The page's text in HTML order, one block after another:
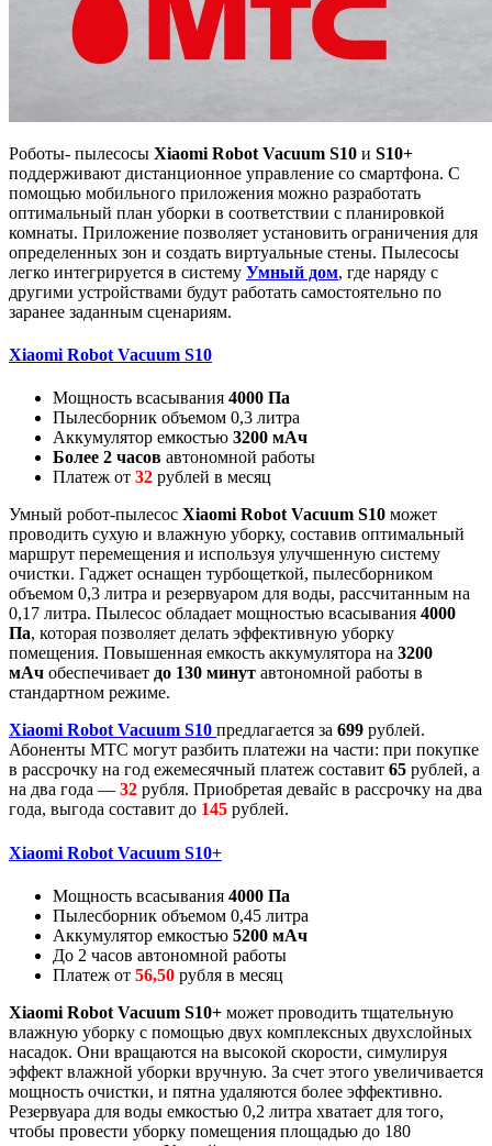
Роботы- пылесосы Xiaomi Robot Vacuum S10 и S10+
поддерживают дистанционное управление со смартфона. С
помощью мобильного приложения можно разработать
оптимальный план уборки в соответствии с планировкой
комнаты. Приложение позволяет установить ограничения для
определенных зон и создать виртуальные стены. Пылесосы
легко интегрируется в систему Умный дом, где наряду с
другими устройствами будут работать самостоятельно по
заранее заданным сценариям.
Xiaomi Robot Vacuum S10
Мощность всасывания 4000 Па
Пылесборник объемом 0,3 литра
Аккумулятор емкостью 3200 мАч
Более 2 часов автономной работы
Платеж от 32 рублей в месяц
Умный робот-пылесос Xiaomi Robot Vacuum S10 может
проводить сухую и влажную уборку, составив оптимальный
маршрут перемещения и используя улучшенную систему
очистки. Гаджет оснащен турбощеткой, пылесборником
объемом 0,3 литра и резервуаром для воды, рассчитанным на
0,17 литра. Пылесос обладает мощностью всасывания 4000
Па, которая позволяет делать эффективную уборку
помещения. Повышенная емкость аккумулятора на 3200
мАч обеспечивает до 130 минут автономной работы в
стандартном режиме.
Xiaomi Robot Vacuum S10 предлагается за 699 рублей.
Абоненты МТС могут разбить платежи на части: при покупке
в рассрочку на год ежемесячный платеж составит 65 рублей, а
на два года — 32 рубля. Приобретая девайс в рассрочку на два
года, выгода составит до 145 рублей.
Xiaomi Robot Vacuum S10+
Мощность всасывания 4000 Па
Пылесборник объемом 0,45 литра
Аккумулятор емкостью 5200 мАч
До 2 часов автономной работы
Платеж от 56,50 рубля в месяц
Xiaomi Robot Vacuum S10+ может проводить тщательную
влажную уборку с помощью двух комплексных двухслойных
насадок. Они вращаются на высокой скорости, симулируя
эффект влажной уборки вручную. За счет этого увеличивается
мощность очистки, и пятна удаляются более эффективно.
Резервуара для воды емкостью 0,2 литра хватает для того,
чтобы провести уборку помещения площадью до 180